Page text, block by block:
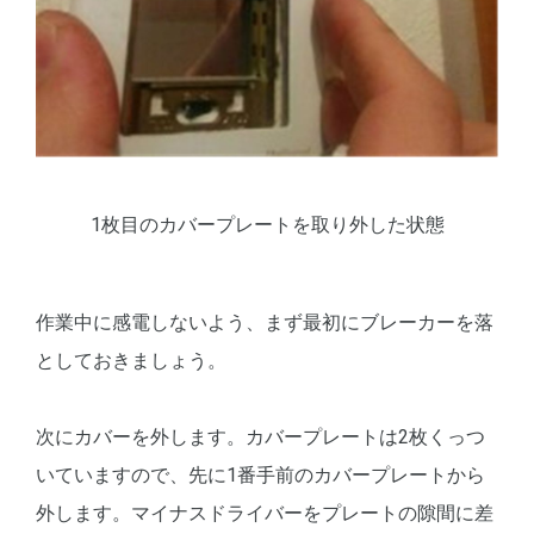
1枚目のカバープレートを取り外した状態
作業中に感電しないよう、まず最初にブレーカーを落
としておきましょう。
次にカバーを外します。カバープレートは2枚くっつ
いていますので、先に1番手前のカバープレートから
外します。マイナスドライバーをプレートの隙間に差